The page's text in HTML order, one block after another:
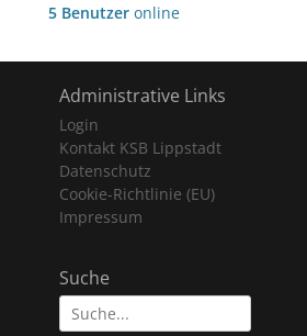
5 Benutzer online
Administrative Links
Login
Kontakt KSB Lippstadt
Datenschutz
Cookie-Richtlinie (EU)
Impressum
Suche
Suche
nach: